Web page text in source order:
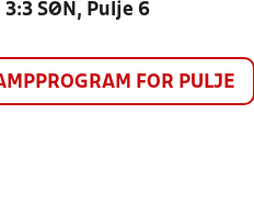
SØN, Pulje 6
FOR PULJE